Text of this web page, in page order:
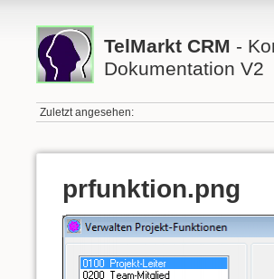
TelMarkt CRM -
Dokumentation V2
Zuletzt angesehen:
prfunktion.png